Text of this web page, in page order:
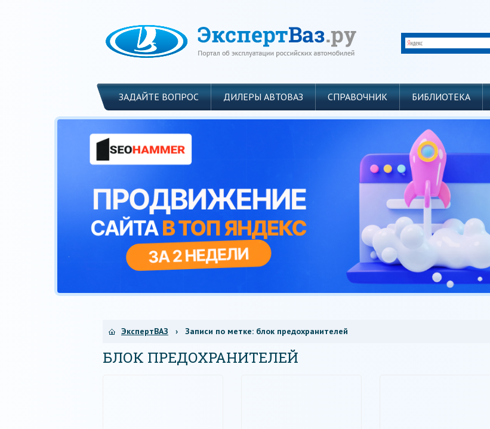
ЗАДАЙТЕ ВОПРОС ДИЛЕРЫ АВТОВАЗ СПРАВОЧНИК БИБЛИОТЕКА
ЭкспертВАЗ › Записи по метке: блок предохранителей
БЛОК ПРЕДОХРАНИТЕЛЕЙ